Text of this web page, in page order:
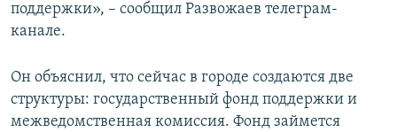
поддержки», – сообщил Развожаев телеграм-
канале.
Он объяснил, что сейчас в городе создаются две
структуры: государственный фонд поддержки и
межведомственная комиссия. Фонд займется